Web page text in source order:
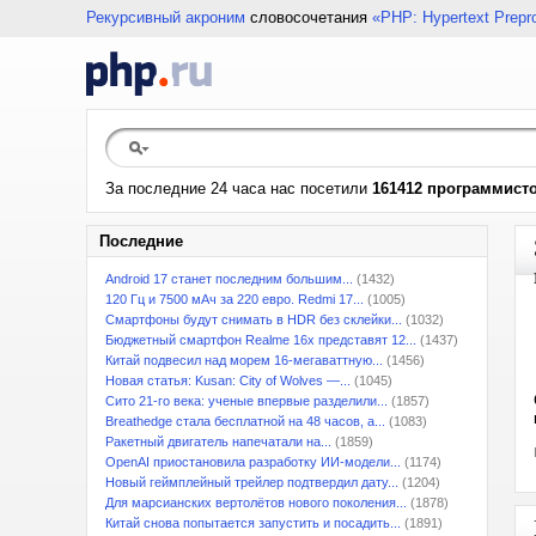
Рекурсивный акроним словосочетания «PHP: Hypertext
За последние 24 часа нас посетили 161412
Последние
Android 17 станет последним большим...
(1432)
120 Гц и 7500 мАч за 220 евро. Redmi 17...
(1005)
Смартфоны будут снимать в HDR без склейки...
(1032)
Бюджетный смартфон Realme 16x представят 12...
(1437)
Китай подвесил над морем 16-мегаваттную...
(1456)
Новая статья: Kusan: City of Wolves —...
(1045)
Сито 21-го века: ученые впервые разделили...
(1857)
Breathedge стала бесплатной на 48 часов, а...
(1083)
Ракетный двигатель напечатали на...
(1859)
OpenAI приостановила разработку ИИ-модели...
(1174)
Новый геймплейный трейлер подтвердил дату...
(1204)
Для марсианских вертолётов нового поколения...
(1878)
Китай снова попытается запустить и посадить...
(1891)